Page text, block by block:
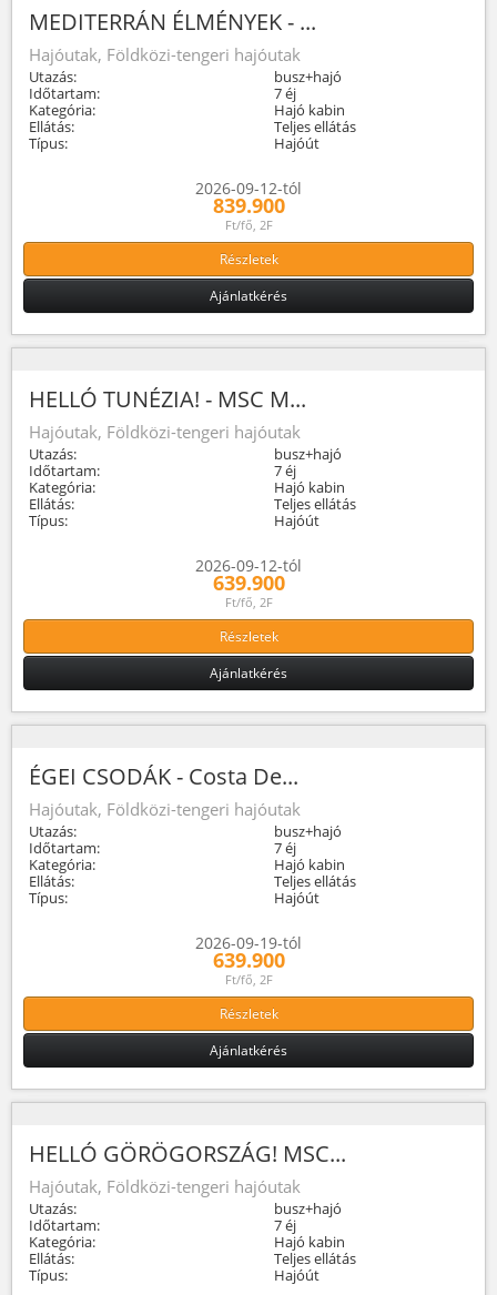
MEDITERRÁN ÉLMÉNYEK - ...
Hajóutak, Földközi-tengeri hajóutak
Utazás:
busz+hajó
Időtartam:
7 éj
Kategória:
Hajó kabin
Ellátás:
Teljes ellátás
Típus:
Hajóút
2026-09-12-tól
839.900
Ft/fő, 2F
Részletek
Ajánlatkérés
HELLÓ TUNÉZIA! - MSC M...
Hajóutak, Földközi-tengeri hajóutak
Utazás:
busz+hajó
Időtartam:
7 éj
Kategória:
Hajó kabin
Ellátás:
Teljes ellátás
Típus:
Hajóút
2026-09-12-tól
639.900
Ft/fő, 2F
Részletek
Ajánlatkérés
ÉGEI CSODÁK - Costa De...
Hajóutak, Földközi-tengeri hajóutak
Utazás:
busz+hajó
Időtartam:
7 éj
Kategória:
Hajó kabin
Ellátás:
Teljes ellátás
Típus:
Hajóút
2026-09-19-tól
639.900
Ft/fő, 2F
Részletek
Ajánlatkérés
HELLÓ GÖRÖGORSZÁG! MSC...
Hajóutak, Földközi-tengeri hajóutak
Utazás:
busz+hajó
Időtartam:
7 éj
Kategória:
Hajó kabin
Ellátás:
Teljes ellátás
Típus:
Hajóút